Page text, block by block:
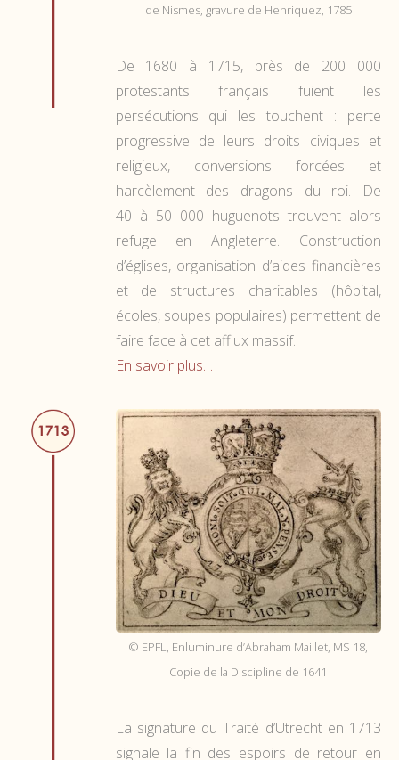
de Nismes, gravure de Henriquez, 1785
De 1680 à 1715, près de 200 000
protestants français fuient les
persécutions qui les touchent : perte
progressive de leurs droits civiques et
religieux, conversions forcées et
harcèlement des dragons du roi. De
40 à 50 000 huguenots trouvent alors
refuge en Angleterre. Construction
d’églises, organisation d’aides financières
et de structures charitables (hôpital,
écoles, soupes populaires) permettent de
faire face à cet afflux massif.
En savoir plus…
© EPFL, Enluminure d’Abraham Maillet, MS 18,
Copie de la Discipline de 1641
La signature du Traité d’Utrecht en 1713
signale la fin des espoirs de retour en